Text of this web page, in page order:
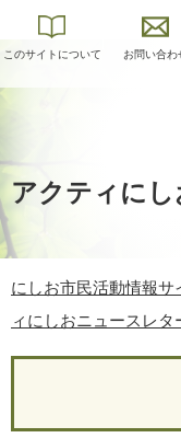
このサイトについて お問い合わ
アクティにし
にしお市民活動情報サ
ィにしおニュースレタ